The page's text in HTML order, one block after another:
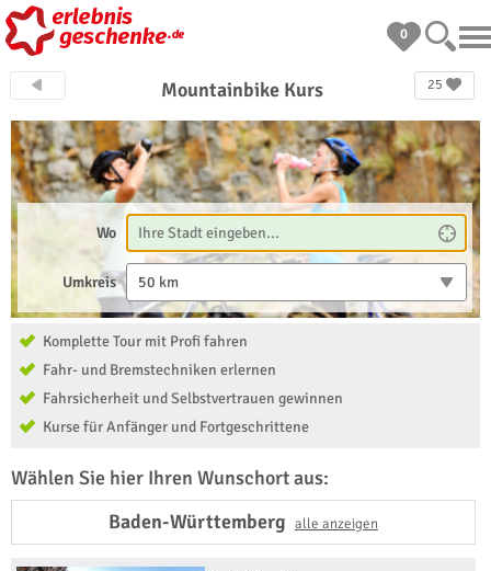
0
25
Mountainbike Kurs
Wo
Umkreis 50 km
Komplette Tour mit Profi fahren
Fahr- und Bremstechniken erlernen
Fahrsicherheit und Selbstvertrauen gewinnen
Kurse für Anfänger und Fortgeschrittene
Wählen Sie hier Ihren Wunschort aus:
Baden-Württemberg alle anzeigen